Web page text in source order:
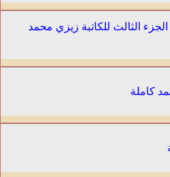
الجزء الثالث للكاتبة زيزي محمد
كاملة